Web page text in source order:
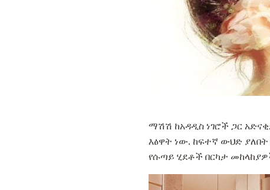
ማሽሽ ከአዳዲስ ነገሮች ጋር
እፅዋት ነው. ከፍተኛ ውህድ
የሱጣይ ሂደቶች በርካታ